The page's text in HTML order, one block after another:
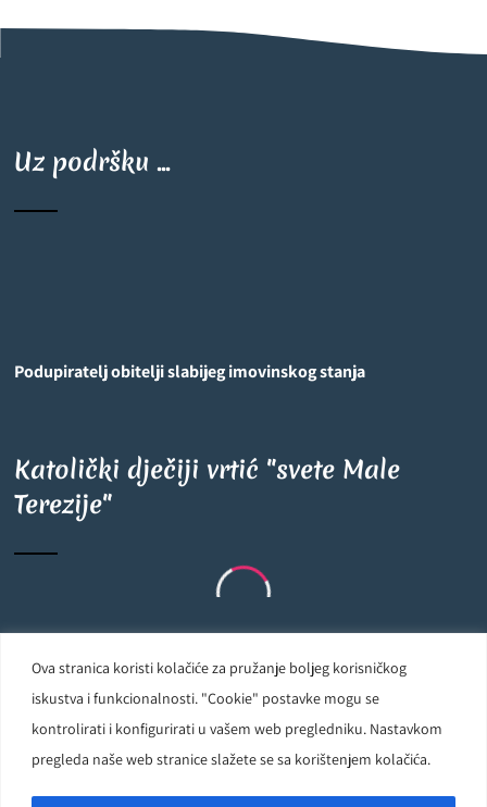
Ova stranica koristi kolačiće za pružanje boljeg korisničkog
iskustva i funkcionalnosti. "Cookie" postavke mogu se
kontrolirati i konfigurirati u vašem web pregledniku. Nastavkom
pregleda naše web stranice slažete se sa korištenjem kolačića.
Uz podršku ...
Podupiratelj obitelji slabijeg imovinskog stanja
Katolički dječiji vrtić "svete Male
Terezije"
Carmelite Sisters DCJ. Made in Kingdom of God. Since 1891. All
rights reserved.